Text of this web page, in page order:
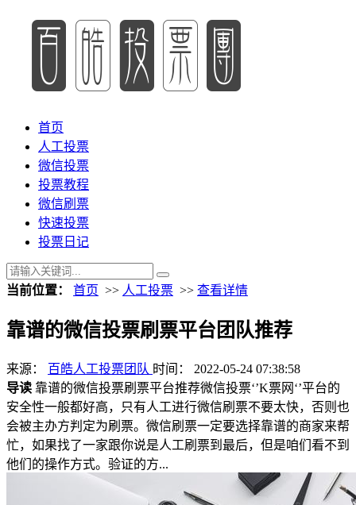
首页
人工投票
微信投票
投票教程
微信刷票
快速投票
投票日记
当前位置： 首页 >> 人工投票 >> 查看详情
靠谱的微信投票刷票平台团队推荐
来源： 百皓人工投票团队 时间： 2022-05-24 07:38:58
导读 靠谱的微信投票刷票平台推荐微信投票‘’K票网‘’平台的
安全性一般都好高，只有人工进行微信刷票不要太快，否则也
会被主办方判定为刷票。微信刷票一定要选择靠谱的商家来帮
忙，如果找了一家跟你说是人工刷票到最后，但是咱们看不到
他们的操作方式。验证的方...